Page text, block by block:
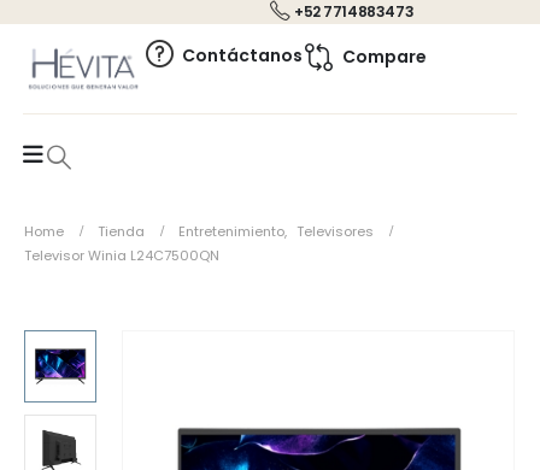
+52 7714883473
Contáctanos Compare
Home Tienda Entretenimiento, Televisores
Televisor Winia L24C7500QN